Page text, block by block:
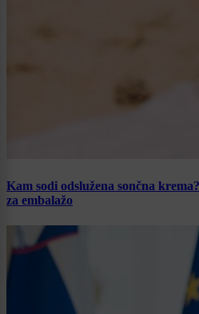
Kam sodi odslužena sončna
za embalažo